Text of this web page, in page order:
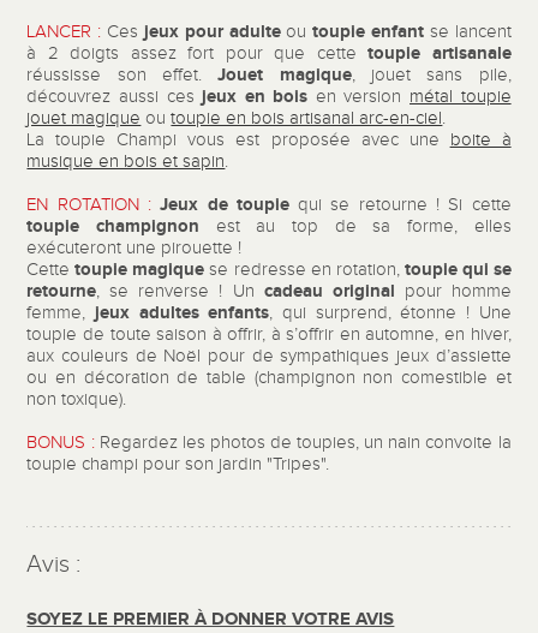
LANCER : Ces jeux pour adulteoutoupie enfant se lancent
à 2 doigts assez fort pour que cette toupie artisanale
réussisse son effet.Jouet magique, jouet sans pile,
découvrez aussi ces jeux en bois en version métal toupie
jouet magique outoupie en bois artisanal arc-en-ciel.
La toupie Champi vous est proposée avec une boite à
musique en bois et sapin.
EN ROTATION : Jeux de toupiequi se retourne ! Si cette
toupie champignon est au top de sa forme, elles
exécuteront une pirouette !
Cettetoupie magique se redresse en rotation, toupie qui se
retourne, se renverse ! Un cadeau original pour homme
femme, jeux adultes enfants, qui surprend, étonne ! Une
toupie de toute saison à offrir, à s’offrir en automne, en hiver,
aux couleurs de Noël pour de sympathiques jeux d’assiette
ou en décoration de table (champignon non comestible et
non toxique).
BONUS :Regardez les photos de toupies, un nain convoite la
toupie champi pour son jardin "Tripes".
Avis :
SOYEZ LE PREMIER À DONNER VOTRE AVIS